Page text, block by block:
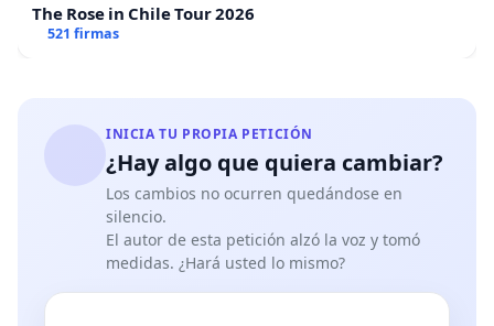
The Rose in Chile Tour 2026
521 firmas
INICIA TU PROPIA PETICIÓN
¿Hay algo que quiera cambiar?
Los cambios no ocurren quedándose en
silencio.
El autor de esta petición alzó la voz y tomó
medidas. ¿Hará usted lo mismo?